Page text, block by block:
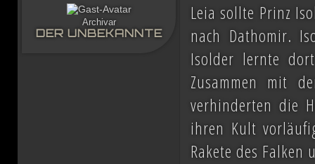
Archivar
DER UNBEKANNTE
Leia sollte Prinz
nach Dathomir.
Isolder lernte
Zusammen mit
verhinderten die
ihren Kult
Rakete des Falken